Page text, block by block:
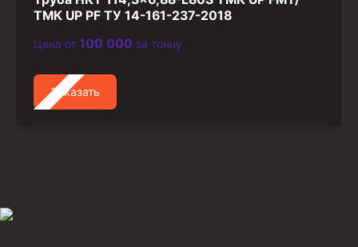
ТМК UP PF ТУ 14-161-237-2018
Цена от 100 000 за тонну
Заказать